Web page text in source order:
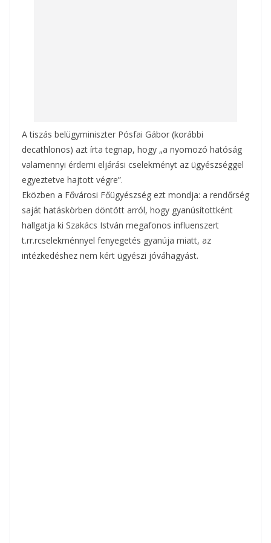
A tiszás belügyminiszter Pósfai Gábor (korábbi
decathlonos) azt írta tegnap, hogy „a nyomozó hatóság
valamennyi érdemi eljárási cselekményt az ügyészséggel
egyeztetve hajtott végre”.
Eközben a Fővárosi Főügyészség ezt mondja: a rendőrség
saját hatáskörben döntött arról, hogy gyanúsítottként
hallgatja ki Szakács István megafonos influenszert
t.rr.rcselekménnyel fenyegetés gyanúja miatt, az
intézkedéshez nem kért ügyészi jóváhagyást.